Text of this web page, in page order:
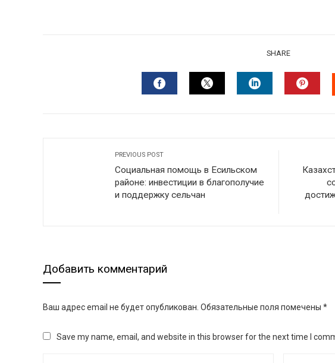
SHARE
PREVIOUS POST
Социальная помощь в Есильском
районе: инвестиции в благополучие
и поддержку сельчан
Добавить комментарий
Ваш адрес email не будет опубликован. Обязательные поля помечены *
Save my name, email, and website in this browser for the next time I